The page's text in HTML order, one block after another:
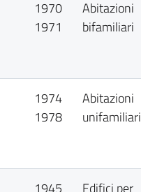
1970
1971
Abitazioni
bifamiliari
1974
1978
Abitazioni
unifamiliari
1945
Edifici per